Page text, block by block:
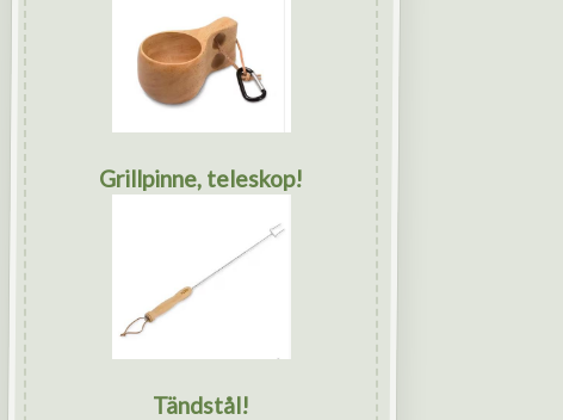
Grillpinne, teleskop!
Tändstål!